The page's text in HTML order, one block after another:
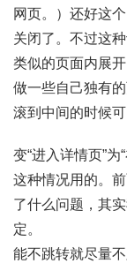
网页。）还好这
关闭了。不过这
类似的页面内展
做一些自己独有
滚到中间的时候
变“进入详情页”
这种情况用的。
了什么问题，其
定。
能不跳转就尽量